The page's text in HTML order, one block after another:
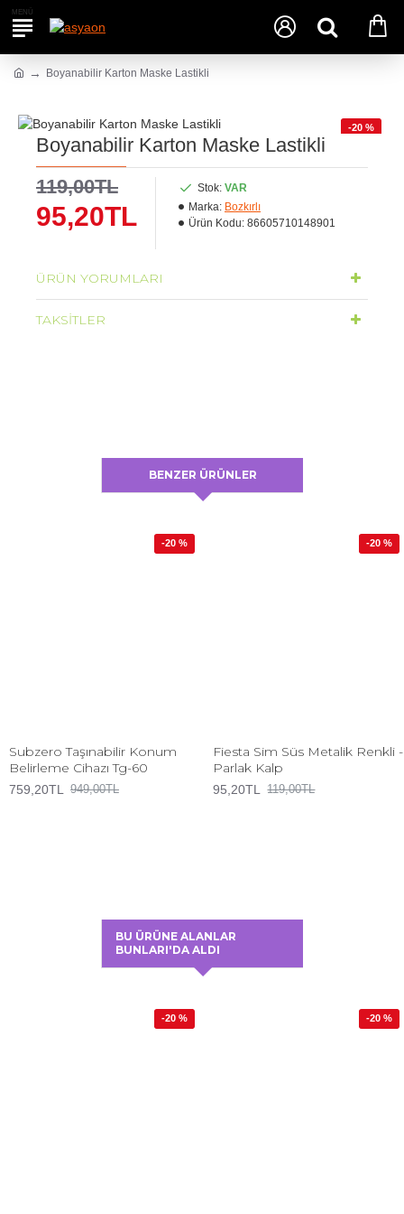
Boyanabilir Karton Maske Lastikli
-20 %
Boyanabilir Karton Maske Lastikli
95,20TL
119,00TL Stok: VAR
Marka: Bozkırlı
Ürün Kodu: 86605710148901
ÜRÜN YORUMLARI
TAKSITLER
BENZER ÜRÜNLER
-20 %
Subzero Taşınabilir Konum
Belirleme Cihazı Tg-60
759,20TL 949,00TL
-20 %
Fiesta Sim Süs Metalik Renkli -
Parlak Kalp
95,20TL 119,00TL
BU ÜRÜNE ALANLAR
BUNLARI'DA ALDI
-20 % -20 %